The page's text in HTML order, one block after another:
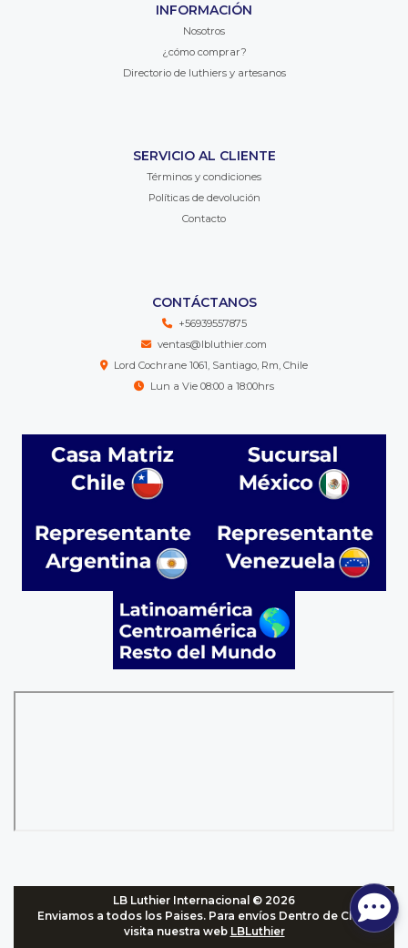
INFORMACIÓN
Nosotros
¿cómo comprar?
Directorio de luthiers y artesanos
SERVICIO AL CLIENTE
Términos y condiciones
Políticas de devolución
Contacto
CONTÁCTANOS
+56939557875
ventas@lbluthier.com
Lord Cochrane 1061, Santiago, Rm, Chile
Lun a Vie 08:00 a 18:00hrs
LB Luthier Internacional © 2026
Enviamos a todos los Paises. Para envíos Dentro de Chile,
visita nuestra web LBLuthier